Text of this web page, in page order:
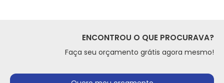
ENCONTROU O QUE PROCURAVA?
Faça seu orçamento grátis agora mesmo!